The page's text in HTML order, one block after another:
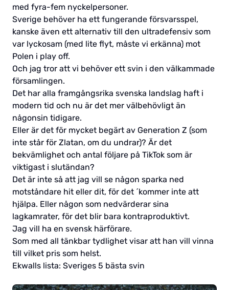
med fyra-fem nyckelpersoner.
Sverige behöver ha ett fungerande försvarsspel,
kanske även ett alternativ till den ultradefensiv som
var lyckosam (med lite flyt, måste vi erkänna) mot
Polen i play off.
Och jag tror att vi behöver ett svin i den välkammade
församlingen.
Det har alla framgångsrika svenska landslag haft i
modern tid och nu är det mer välbehövligt än
någonsin tidigare.
Eller är det för mycket begärt av Generation Z (som
inte står för Zlatan, om du undrar)? Är det
bekvämlighet och antal följare på TikTok som är
viktigast i slutändan?
Det är inte så att jag vill se någon sparka ned
motståndare hit eller dit, för det ´kommer inte att
hjälpa. Eller någon som nedvärderar sina
lagkamrater, för det blir bara kontraproduktivt.
Jag vill ha en svensk härförare.
Som med all tänkbar tydlighet visar att han vill vinna
till vilket pris som helst.
Ekwalls lista: Sveriges 5 bästa svin